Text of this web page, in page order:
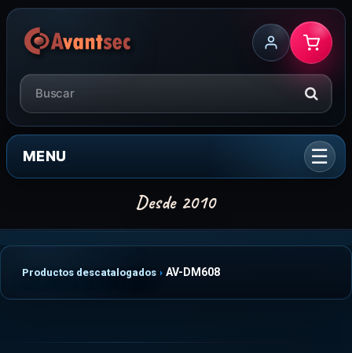
MENU
Productos descatalogados AV-DM608